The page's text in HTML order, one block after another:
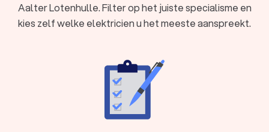
vragen bij verschillende elektriciens. Zo kunt u eenvoudig de
elektriciens vergelijken en de expert kiezen die bij u past.
Aalter Lotenhulle. Filter op het juiste specialisme en
kies zelf welke elektricien u het meeste aanspreekt.